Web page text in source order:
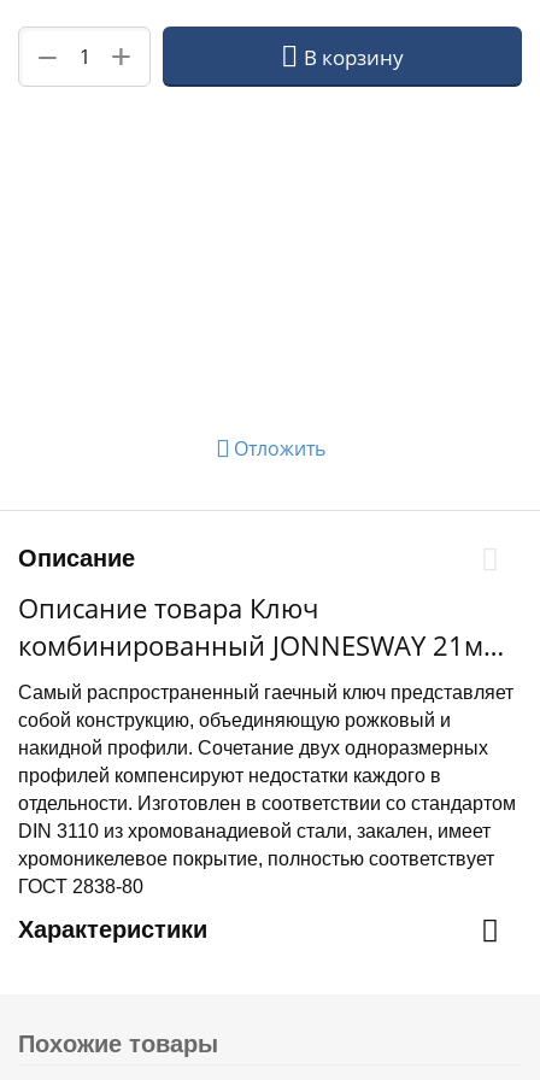
+
− В корзину
Отложить
Описание
Описание товара Ключ
комбинированный JONNESWAY 21мм
(W26121)
Самый распространенный гаечный ключ представляет
собой конструкцию, объединяющую рожковый и
накидной профили. Сочетание двух одноразмерных
профилей компенсируют недостатки каждого в
отдельности. Изготовлен в соответствии со стандартом
DIN 3110 из хромованадиевой стали, закален, имеет
хромоникелевое покрытие, полностью соответствует
ГОСТ 2838-80
Характеристики
Похожие товары